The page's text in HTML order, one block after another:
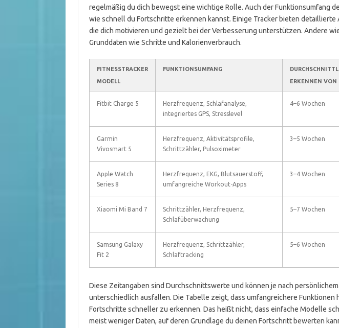
regelmäßig du dich bewegst eine wichtige Rolle. Auch der Funktionsumfang
wie schnell du Fortschritte erkennen kannst. Einige Tracker bieten detaillierte
die dich motivieren und gezielt bei der Verbesserung unterstützen. Andere
Grunddaten wie Schritte und Kalorienverbrauch.
FITNESSTRACKER
MODELL
FUNKTIONSUMFANG
ERKENNEN VON
Fitbit Charge 5
Herzfrequenz, Schlafanalyse,
integriertes GPS, Stresslevel
4–6 Wochen
Garmin
Vivosmart 5
Herzfrequenz, Aktivitätsprofile,
Schrittzähler, Pulsoximeter
3–5 Wochen
Apple Watch
Series 8
Herzfrequenz, EKG, Blutsauerstoff,
umfangreiche Workout-Apps
3–4 Wochen
Xiaomi Mi Band 7
Schrittzähler, Herzfrequenz,
Schlafüberwachung
5–7 Wochen
Samsung Galaxy
Fit 2
Herzfrequenz, Schrittzähler,
Schlaftracking
5–6 Wochen
Diese Zeitangaben sind Durchschnittswerte und können je nach
unterschiedlich ausfallen. Die Tabelle zeigt, dass umfangreichere Funktionen
Fortschritte schneller zu erkennen. Das heißt nicht, dass einfache Modelle
meist weniger Daten, auf deren Grundlage du deinen Fortschritt bewerten